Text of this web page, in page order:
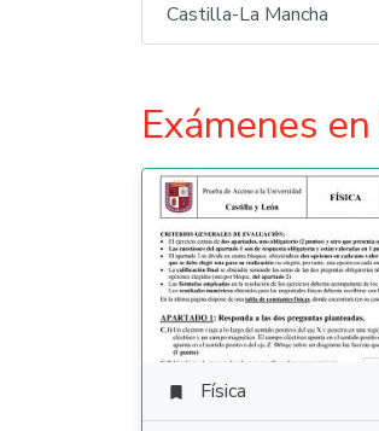
Castilla-La Mancha
Exámenes
 Física